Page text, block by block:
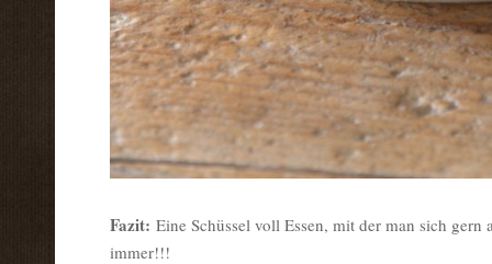
Fazit: Eine Schüssel voll Essen, mit der man sich gern
immer!!!